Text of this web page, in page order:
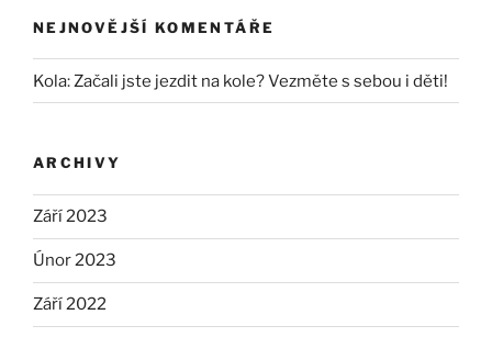
NEJNOVĚJŠÍ KOMENTÁŘE
Kola:Začali jste jezdit na kole? Vezměte s sebou i děti!
ARCHIVY
Září 2023
Únor 2023
Září 2022